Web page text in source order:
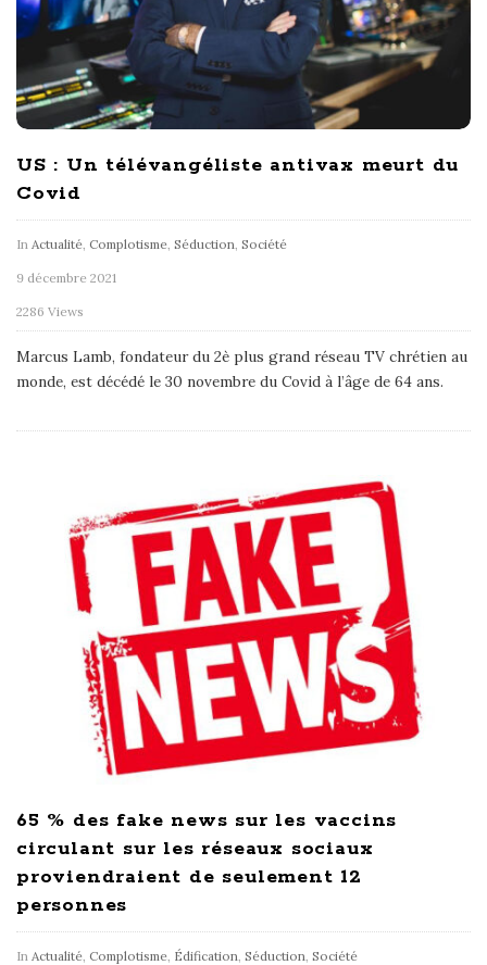
US : Un télévangéliste antivax meurt du
Covid
In Actualité Complotisme Séduction Société
9 décembre 2021
2286 Views
Marcus Lamb, fondateur du 2è plus grand réseau TV chrétien au
monde, est décédé le 30 novembre du Covid à l’âge de 64 ans.
65 % des fake news sur les vaccins
circulant sur les réseaux sociaux
proviendraient de seulement 12
personnes
In Actualité Complotisme Édification Séduction Société